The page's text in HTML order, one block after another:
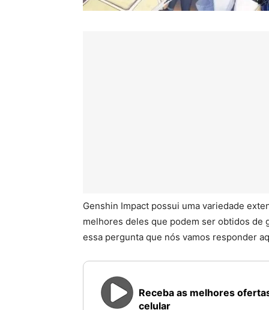
Genshin Impact possui uma variedade
melhores deles que podem ser obtidos de
essa pergunta que nós vamos responder
Receba as melhores
celular